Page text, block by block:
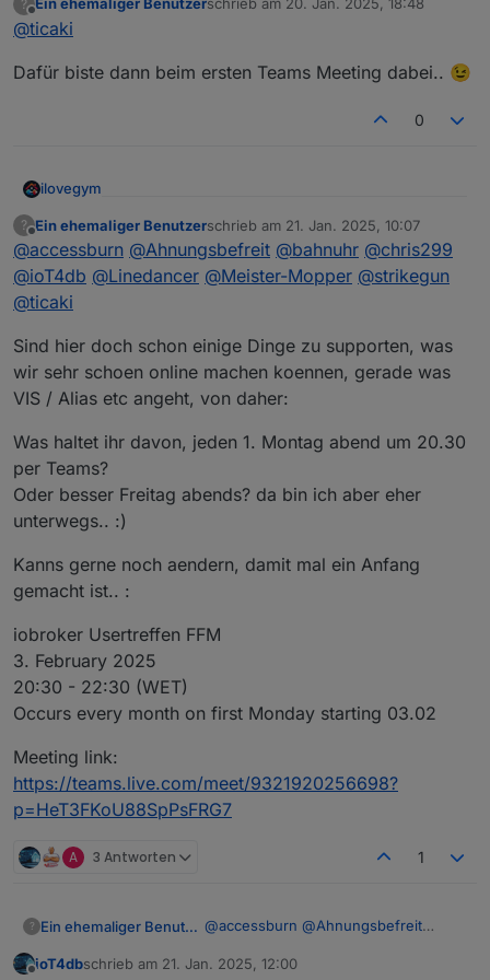
wäre auch für mich gut)
?
Offline
Ein ehemaliger Benutzerschrieb am 20. Jan. 2025, 18:48
zuletzt editiert von
@ticaki
Dafür biste dann beim ersten Teams Meeting dabei.. 😉
0
ilovegym
Willkommen beim Stammtisch im Raum Rhein-Main-
Hessen
Meetings:
Online:jeden 1. Montag im Monat ab 20:30 -
https://discord.gg/yC65zjr5uq
[Vor Ort-Treffen:
**!! Attention please !! Link zur Umfrage für das
nächste Usertreffen
https://nuudel.digitalcourage.de/3OzTQc24ys64bhlf
bitte gerne Datum ergänzen und auch Vorschläge für
Discord-Channel schauen :-) Einer ist meist online,
? Ein ehemaliger Benutzerschrieb am 21. Jan. 2025, 10:07
zuletzt editiert von
@accessburn @Ahnungsbefreit @bahnuhr @chris299
@ioT4db @Linedancer @Meister-Mopper @strikegun
@ticaki
Sind hier doch schon einige Dinge zu supporten, was
wir sehr schoen online machen koennen, gerade was
VIS / Alias etc angeht, von daher:
Was haltet ihr davon, jeden 1. Montag abend um 20.30
per Teams?
Oder besser Freitag abends? da bin ich aber eher
unterwegs.. :)
Kanns gerne noch aendern, damit mal ein Anfang
gemacht ist.. :
iobroker Usertreffen FFM
3. February 2025
20:30 - 22:30 (WET)
Occurs every month on first Monday starting 03.02
Meeting link:
https://teams.live.com/meet/9321920256698?
p=HeT3FKoU88SpPsFRG7
A 3 Antworten 1
? Ein ehemaliger Benutzer @accessburn @Ahnungsbefreit
@ Linedancer
Sind hier doch schon einige Dinge zu
ioT4dbschrieb am 21. Jan. 2025, 12:00
zuletzt editiert von